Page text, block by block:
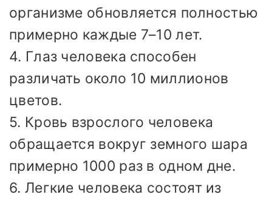
организме обновляется полностью
примерно каждые 7–10 лет.
4. Глаз человека способен
различать около 10 миллионов
цветов.
5. Кровь взрослого человека
обращается вокруг земного шара
примерно 1000 раз в одном дне.
6. Легкие человека состоят из